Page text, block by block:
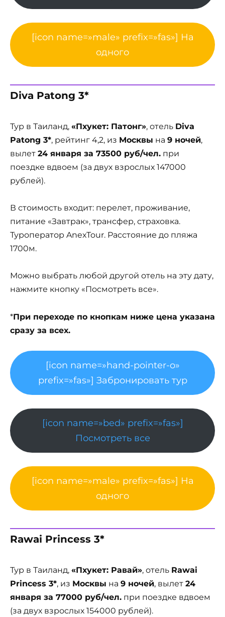
[icon name=»male» prefix=»fas»] На
одного
Diva Patong 3*
Тур в Таиланд, «Пхукет: Патонг», отель Diva
Patong 3*, рейтинг 4,2, из Москвы на 9 ночей,
вылет 24 января за 73500 руб/чел. при
поездке вдвоем (за двух взрослых 147000
рублей).
В стоимость входит: перелет, проживание,
питание «Завтрак», трансфер, страховка.
Туроператор AnexTour. Расстояние до пляжа
1700м.
Можно выбрать любой другой отель на эту дату,
нажмите кнопку «Посмотреть все».
*При переходе по кнопкам ниже цена указана
сразу за всех.
[icon name=»hand-pointer-o»
prefix=»fas»] Забронировать тур
[icon name=»bed» prefix=»fas»]
Посмотреть все
[icon name=»male» prefix=»fas»] На
одного
Rawai Princess 3*
Тур в Таиланд, «Пхукет: Равай», отель Rawai
Princess 3*, из Москвы на 9 ночей, вылет 24
января за 77000 руб/чел. при поездке вдвоем
(за двух взрослых 154000 рублей).